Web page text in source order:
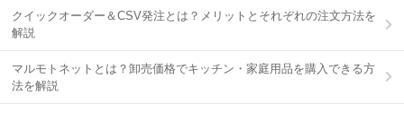
クイックオーダー＆CSV発注とは？メリットとそれぞれの注文方法を
解説
マルモトネットとは？卸売価格でキッチン・家庭用品を購入できる方
法を解説